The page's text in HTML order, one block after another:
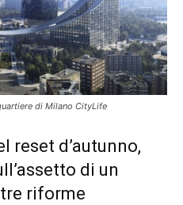
di Milano CityLife
reset d’autunno,
di un
riforme